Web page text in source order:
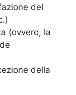
del
(ovvero, la
della